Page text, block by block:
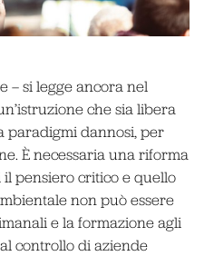
– si legge ancora nel
che sia libera
paradigmi dannosi, per
È necessaria una riforma
pensiero critico e quello
non può essere
e la formazione agli
controllo di aziende